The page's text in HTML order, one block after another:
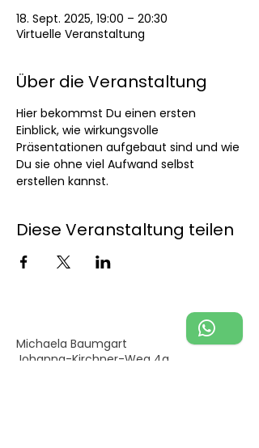
18. Sept. 2025, 19:00 – 20:30
Virtuelle Veranstaltung
Über die Veranstaltung
Hier bekommst Du einen ersten
Einblick, wie wirkungsvolle
Präsentationen aufgebaut sind und wie
Du sie ohne viel Aufwand selbst
erstellen kannst.
Diese Veranstaltung teilen
Michaela Baumgart
Johanna-Kirchner-Weg 4a